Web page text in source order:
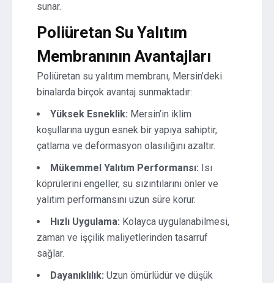
sunar.
Poliüretan Su Yalıtım
Membranının Avantajları
Poliüretan su yalıtım membranı, Mersin’deki
binalarda birçok avantaj sunmaktadır:
Yüksek Esneklik: Mersin’in iklim
koşullarına uygun esnek bir yapıya sahiptir,
çatlama ve deformasyon olasılığını azaltır.
Mükemmel Yalıtım Performansı: Isı
köprülerini engeller, su sızıntılarını önler ve
yalıtım performansını uzun süre korur.
Hızlı Uygulama: Kolayca uygulanabilmesi,
zaman ve işçilik maliyetlerinden tasarruf
sağlar.
Dayanıklılık: Uzun ömürlüdür ve düşük